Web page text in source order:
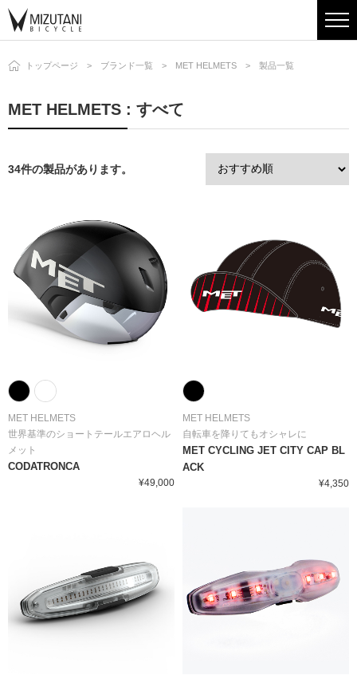
トップページ ブランド一覧 MET HELMETS 製品一覧
MET HELMETS : すべて
34件の製品があります。
MET HELMETS
世界基準のショートテールエアロヘル
メット
CODATRONCA
¥49,000
MET HELMETS
自転車を降りてもオシャレに
MET CYCLING JET CITY CAP BL
ACK
¥4,350